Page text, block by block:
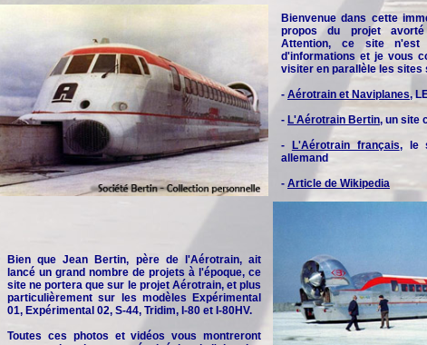
Bienvenue dans cette
propos du projet
Attention, ce site n'est
d'informations et je vous
visiter en parallèle les sites
- Aérotrain et Naviplanes,
- L'Aérotrain Bertin, un site
-
L'Aérotrain français, le
allemand
- Article de Wikipedia
Bien que Jean Bertin, père de l'Aérotrain, ait
lancé un grand nombre de projets à l'époque, ce
site ne portera que sur le projet Aérotrain, et plus
particulièrement sur les modèles Expérimental
01, Expérimental 02, S-44, Tridim, I-80 et I-80HV.
Toutes ces photos et vidéos vous montreront